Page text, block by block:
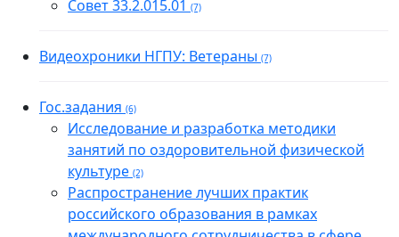
Совет 33.2.015.01 (7)
Видеохроники НГПУ: Ветераны (7)
Гос.задания (6)
Исследование и разработка методики
занятий по оздоровительной физической
культуре (2)
Распространение лучших практик
российского образования в рамках